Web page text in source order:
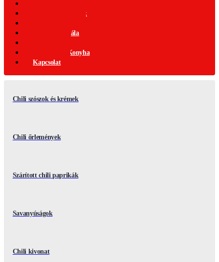
Ajándék Termékek
Csípősségi-Skála
Nemzetközi Konyha
Kapcsolat
Chili szószok és krémek
Chili őrlemények
Szárított chili paprikák
Savanyúságok
Chili kivonat